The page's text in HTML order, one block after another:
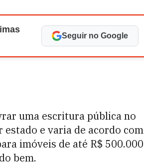
Seguir no Google
uma escritura pública no
e varia de acordo com
imóveis de até R$ 500.000
bem.